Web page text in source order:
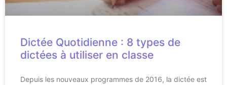
Dictée Quotidienne : 8 types de
dictées à utiliser en classe
Depuis les nouveaux programmes de 2016, la dictée est